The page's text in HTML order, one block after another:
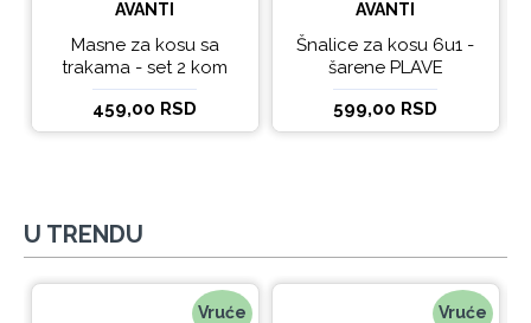
AVANTI
Masne za kosu sa
trakama - set 2 kom
459,00 RSD
AVANTI
Šnalice za kosu 6u1 -
šarene PLAVE
599,00 RSD
U TRENDU
Vruće Vruće